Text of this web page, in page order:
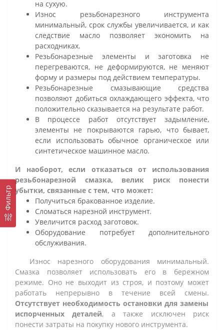
Фильтр
на сухую.
Износ резьбонарезного инструмента
минимальный, срок службы увеличивается, и как
следствие масло позволяет экономить на
расходниках.
Резьбонарезные элементы и заготовка не
перегреваются, не деформируются, не меняют
форму и размеры под действием температуры.
Резьбонарезные смазывающие средства
позволяют добиться охлаждающего эффекта, что
положительно сказывается на результате работ.
В процессе работ отсутствует задымление,
элементы не покрываются гарью, что бывает,
если использовать обычное органическое или
синтетическое машинное масло.
И наоборот, если отказаться от использования
резьбонарезной смазка, велик риск понести
убытки, связанные с тем, что может:
Получиться бракованное изделие.
Сломаться нарезной инструмент.
Увеличится расход заготовок.
Оборудование потребует дополнительного
обслуживания.
Износ нарезного оборудования минимальный.
Смазка позволяет использовать его в бережном
режиме. Оно не выходит из строя, и поэтому может
работать непрерывно в течение всей смены.
Отсутствует необходимость остановки для замены
испорченных деталей, а также исключен риск
понести затраты на покупку нового инструмента.